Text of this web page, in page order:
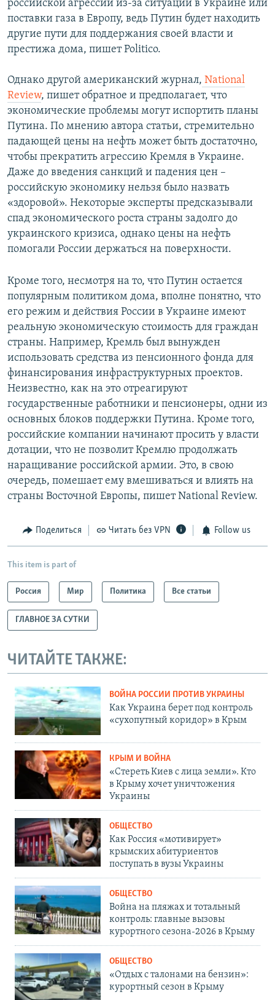
российской агрессии из-за ситуации в Украине или
поставки газа в Европу, ведь Путин будет находить
другие пути для поддержания своей власти и
престижа дома, пишет Politico.
Однако другой американский журнал, National
Review, пишет обратное и предполагает, что
экономические проблемы могут испортить планы
Путина. По мнению автора статьи, стремительно
падающей цены на нефть может быть достаточно,
чтобы прекратить агрессию Кремля в Украине.
Даже до введения санкций и падения цен –
российскую экономику нельзя было назвать
«здоровой». Некоторые эксперты предсказывали
спад экономического роста страны задолго до
украинского кризиса, однако цены на нефть
помогали России держаться на поверхности.
Кроме того, несмотря на то, что Путин остается
популярным политиком дома, вполне понятно, что
его режим и действия России в Украине имеют
реальную экономическую стоимость для граждан
страны. Например, Кремль был вынужден
использовать средства из пенсионного фонда для
финансирования инфраструктурных проектов.
Неизвестно, как на это отреагируют
государственные работники и пенсионеры, одни из
основных блоков поддержки Путина. Кроме того,
российские компании начинают просить у власти
дотации, что не позволит Кремлю продолжать
наращивание российской армии. Это, в свою
очередь, помешает ему вмешиваться и влиять на
страны Восточной Европы, пишет National Review.
Поделиться Читать без VPN Follow us
This item is part of
Россия Мир Политика Все статьи
ГЛАВНОЕ ЗА СУТКИ
ЧИТАЙТЕ ТАКЖЕ:
ВОЙНА РОССИИ ПРОТИВ УКРАИНЫ
Как Украина берет под контроль
«сухопутный коридор» в Крым
КРЫМ И ВОЙНА
«Стереть Киев с лица земли». Кто
в Крыму хочет уничтожения
Украины
ОБЩЕСТВО
Как Россия «мотивирует»
крымских абитуриентов
поступать в вузы Украины
ОБЩЕСТВО
Война на пляжах и тотальный
контроль: главные вызовы
курортного сезона-2026 в Крыму
ОБЩЕСТВО
«Отдых с талонами на бензин»:
курортный сезон в Крыму